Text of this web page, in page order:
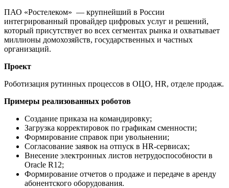
ПАО «Ростелеком» — крупнейший в России
интегрированный провайдер цифровых услуг и решений,
который присутствует во всех сегментах рынка и охватывает
миллионы домохозяйств, государственных и частных
организаций.
Проект
Роботизация рутинных процессов в ОЦО, HR, отделе продаж.
Примеры реализованных роботов
Создание приказа на командировку;
Загрузка корректировок по графикам сменности;
Формирование справок при увольнении;
Согласование заявок на отпуск в HR-сервисах;
Внесение электронных листов нетрудоспособности в
Oracle R12;
Формирование отчетов о продаже и передаче в аренду
абонентского оборудования.